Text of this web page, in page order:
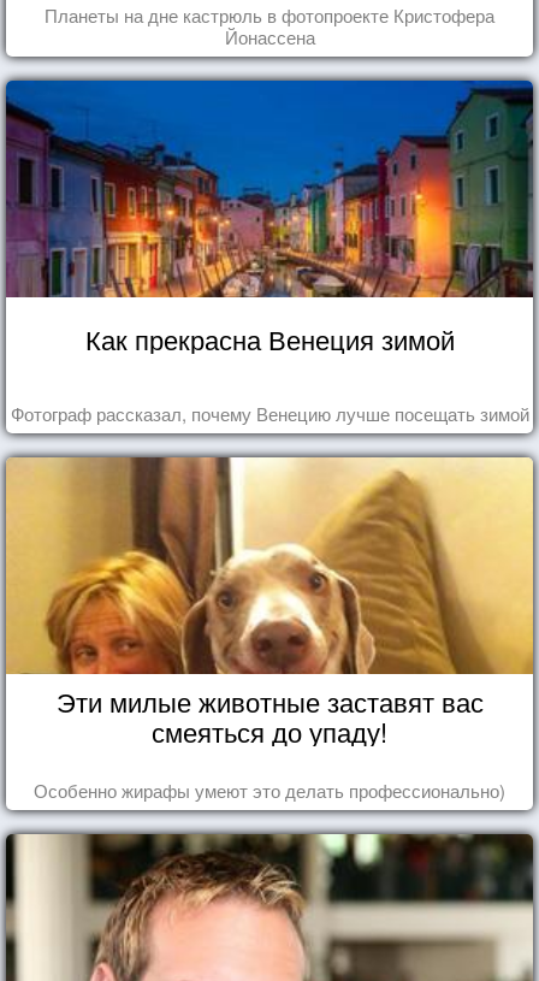
Планеты на дне кастрюль в фотопроекте Кристофера
Йонассена
Как прекрасна Венеция зимой
Фотограф рассказал, почему Венецию лучше посещать зимой
Эти милые животные заставят вас
смеяться до упаду!
Особенно жирафы умеют это делать профессионально)